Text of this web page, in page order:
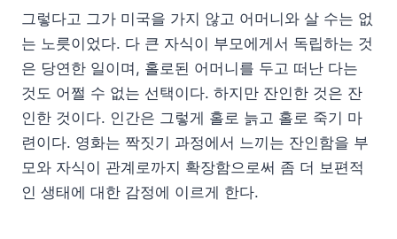
그렇다고 그가 미국을 가지 않고 어머니와 살 수는 없
는 노릇이었다. 다 큰 자식이 부모에게서 독립하는 것
은 당연한 일이며, 홀로된 어머니를 두고 떠난 다는
것도 어쩔 수 없는 선택이다. 하지만 잔인한 것은 잔
인한 것이다. 인간은 그렇게 홀로 늙고 홀로 죽기 마
련이다. 영화는 짝짓기 과정에서 느끼는 잔인함을 부
모와 자식이 관계로까지 확장함으로써 좀 더 보편적
인 생태에 대한 감정에 이르게 한다.